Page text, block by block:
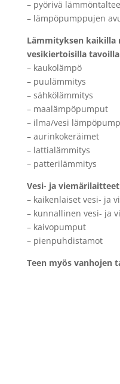
– pyörivä
– lämpöpumppujen
Lämmityksen kaikilla
vesikiertoisilla tavoilla
– kaukolämpö
– puulämmitys
– sähkölämmitys
– maalämpöpumput
– ilma/vesi
– aurinkokeräimet
– lattialämmitys
– patterilämmitys
Vesi- ja viemärilaitteet
– kaikenlaiset vesi- ja
– kunnallinen vesi- ja
– kaivopumput
– pienpuhdistamot
Teen myös vanhojen